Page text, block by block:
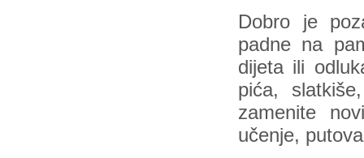
Dobro je
padne na
dijeta ili
pića,
zamenite
učenje,